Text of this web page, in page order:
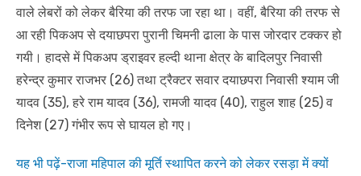
वाले लेबरों को लेकर बैरिया की तरफ जा रहा था। वहीं, बैरिया की तरफ से
आ रही पिकअप से दयाछपरा पुरानी चिमनी ढाला के पास जोरदार टक्कर हो
गयी। हादसे में पिकअप ड्राइवर हल्दी थाना क्षेत्र के बादिलपुर निवासी
हरेन्द्र कुमार राजभर (26) तथा ट्रैक्टर सवार दयाछपरा निवासी श्याम जी
यादव (35), हरे राम यादव (36), रामजी यादव (40), राहुल शाह (25) व
दिनेश (27) गंभीर रूप से घायल हो गए।
यह भी पढ़ें-राजा महिपाल की मूर्ति स्थापित करने को लेकर रसड़ा में क्यों